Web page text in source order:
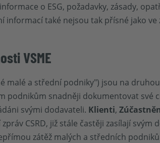
o ESG, požadavky, zásady,
informací také nejsou tak přísné jako ve
VSME
malé a střední podniky") jsou na
podnikům snadněji dokumentovat
svými dodavateli. Klienti,
CSRD, již stále častěji zasílají
zátěž malých a středních